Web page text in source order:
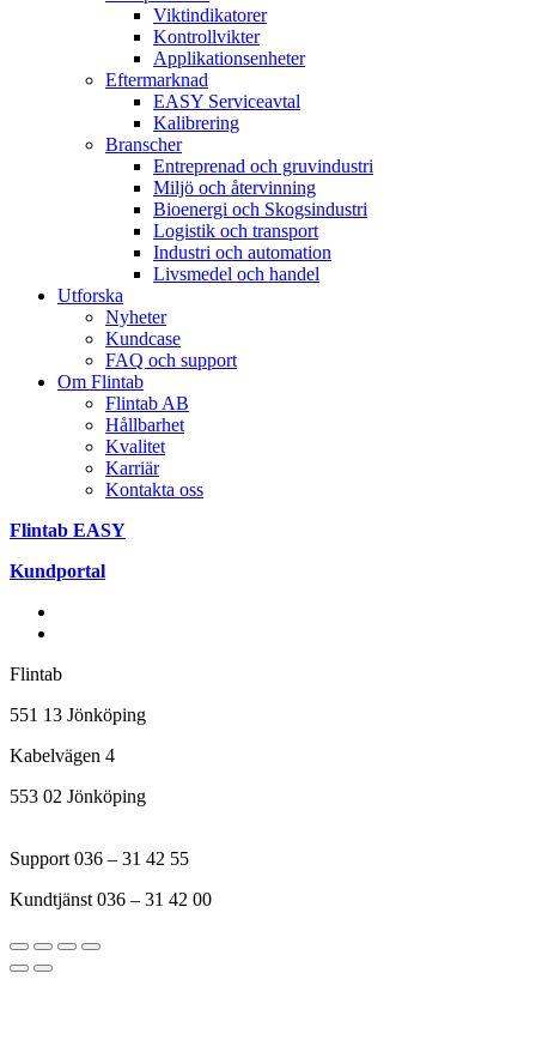
Viktindikatorer
Kontrollvikter
Applikationsenheter
Eftermarknad
EASY Serviceavtal
Kalibrering
Branscher
Entreprenad och gruvindustri
Miljö och återvinning
Bioenergi och Skogsindustri
Logistik och transport
Industri och automation
Livsmedel och handel
Utforska
Nyheter
Kundcase
FAQ och support
Om Flintab
Flintab AB
Hållbarhet
Kvalitet
Karriär
Kontakta oss
Flintab EASY
Kundportal
Flintab
551 13 Jönköping
Kabelvägen 4
553 02 Jönköping
Support 036 – 31 42 55
Kundtjänst 036 – 31 42 00